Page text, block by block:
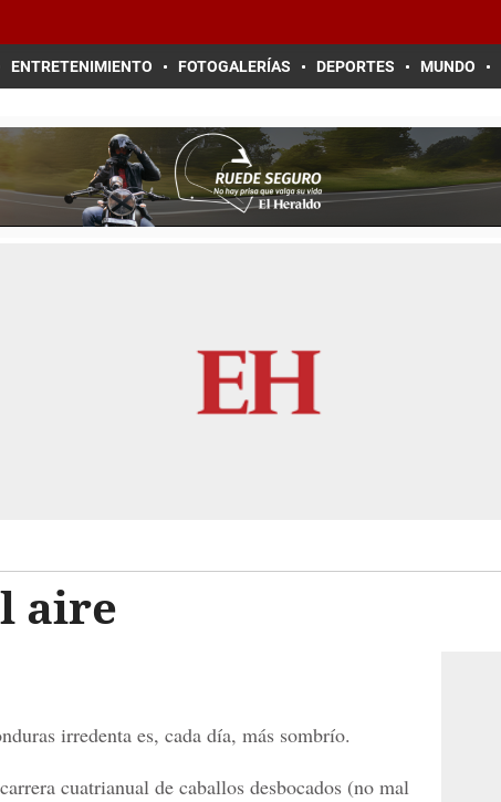
ENTRETENIMIENTO FOTOGALERÍAS DEPORTES MUNDO
aire
irredenta es, cada día, más sombrío.
cuatrianual de caballos desbocados (no mal